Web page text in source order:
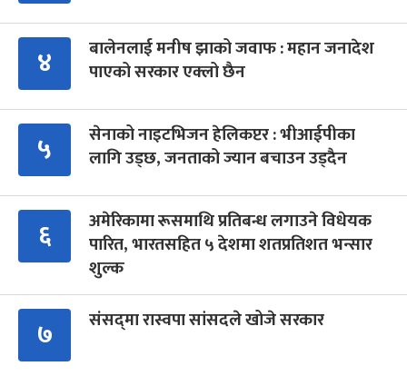
४
बालेनलाई मनीष झाको जवाफ : महान जनादेश
पाएको सरकार एक्लो छैन
५
सेनाको नाइटभिजन हेलिकप्टर : भीआईपीका
लागि उड्छ, जनताको ज्यान बचाउन उड्दैन
६
अमेरिकामा रूसमाथि प्रतिबन्ध लगाउने विधेयक
पारित, भारतसहित ५ देशमा शतप्रतिशत भन्सार
शुल्क
७ संसद्‍मा रास्वपा सांसदले खोजे सरकार